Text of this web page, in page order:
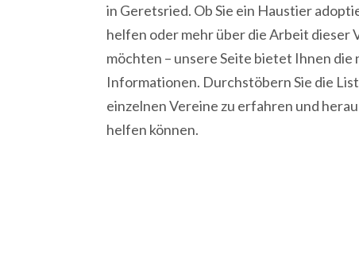
in Geretsried. Ob Sie ein Haustier
helfen oder mehr über die Arbeit dieser
möchten – unsere Seite bietet Ihnen
Informationen. Durchstöbern Sie die
einzelnen Vereine zu erfahren und
helfen können.